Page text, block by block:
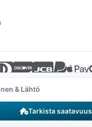
& Lähtö
Tarkista saatavuus